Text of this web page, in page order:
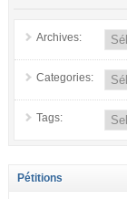
Archives:
Categories:
Tags:
Pétitions